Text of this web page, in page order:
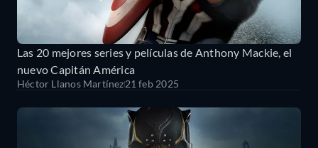
Las 20 mejores series y películas de Anthony Mackie, el
nuevo Capitán América
Héctor Llanos Martínez21 feb 2025